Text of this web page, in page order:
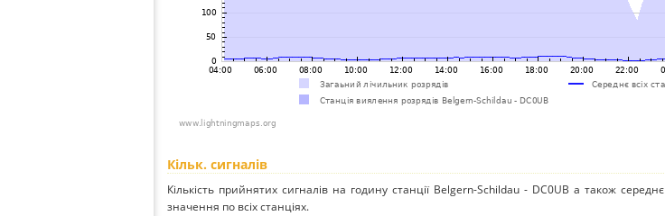
Кільк. сигналів
Кількість прийнятих сигналів на годину станції Belgern-Schildau - DC0UB а також середнє
значення по всіх станціях.